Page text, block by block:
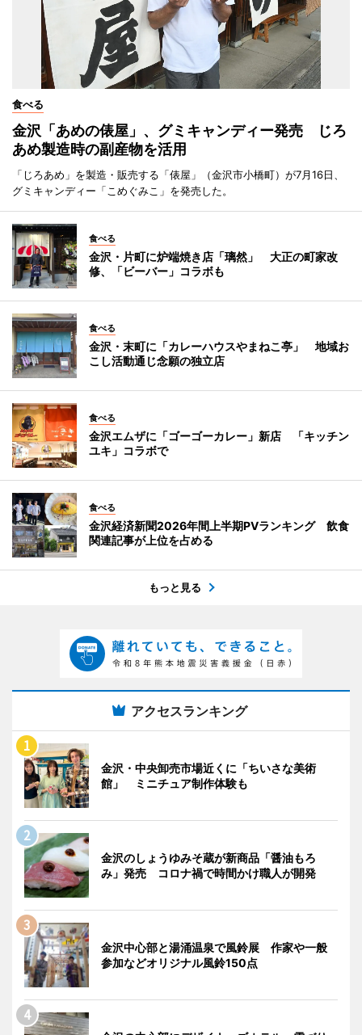
食べる
金沢「あめの俵屋」、グミキャンディー発売 じろ
あめ製造時の副産物を活用
「じろあめ」を製造・販売する「俵屋」（金沢市小橋町）が7月16日、
グミキャンディー「こめぐみこ」を発売した。
食べる
金沢・片町に炉端焼き店「璃然」 大正の町家改
修、「ビーバー」コラボも
食べる
金沢・末町に「カレーハウスやまねこ亭」 地域お
こし活動通じ念願の独立店
食べる
金沢エムザに「ゴーゴーカレー」新店 「キッチン
ユキ」コラボで
食べる
金沢経済新聞2026年間上半期PVランキング 飲食
関連記事が上位を占める
もっと見る
アクセスランキング
金沢・中央卸売市場近くに「ちいさな美術
館」 ミニチュア制作体験も
金沢のしょうゆみそ蔵が新商品「醤油もろ
み」発売 コロナ禍で時間かけ職人が開発
金沢中心部と湯涌温泉で風鈴展 作家や一般
参加などオリジナル風鈴150点